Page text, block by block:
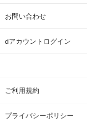
お問い合わせ
dアカウントログイン
ご利用規約
プライバシーポリシー